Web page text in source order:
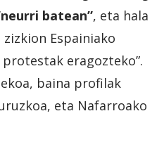
batean”, eta hala
Espainiako
eragozteko”.
baina profilak
eta Nafarroako